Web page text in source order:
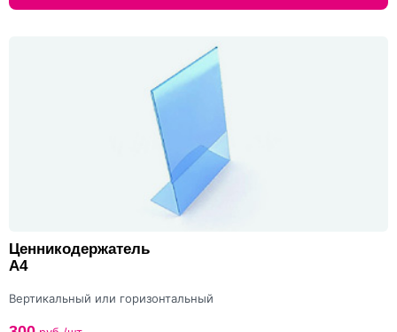
Ценникодержатель
А4
Вертикальный или горизонтальный